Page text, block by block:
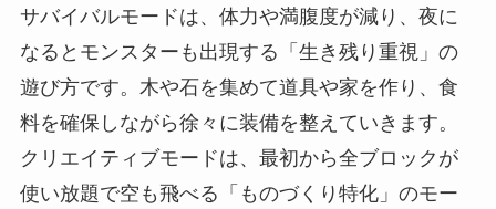
サバイバルモードは、体力や満腹度が減り、夜に
なるとモンスターも出現する「生き残り重視」の
遊び方です。木や石を集めて道具や家を作り、食
料を確保しながら徐々に装備を整えていきます。
クリエイティブモードは、最初から全ブロックが
使い放題で空も飛べる「ものづくり特化」のモー